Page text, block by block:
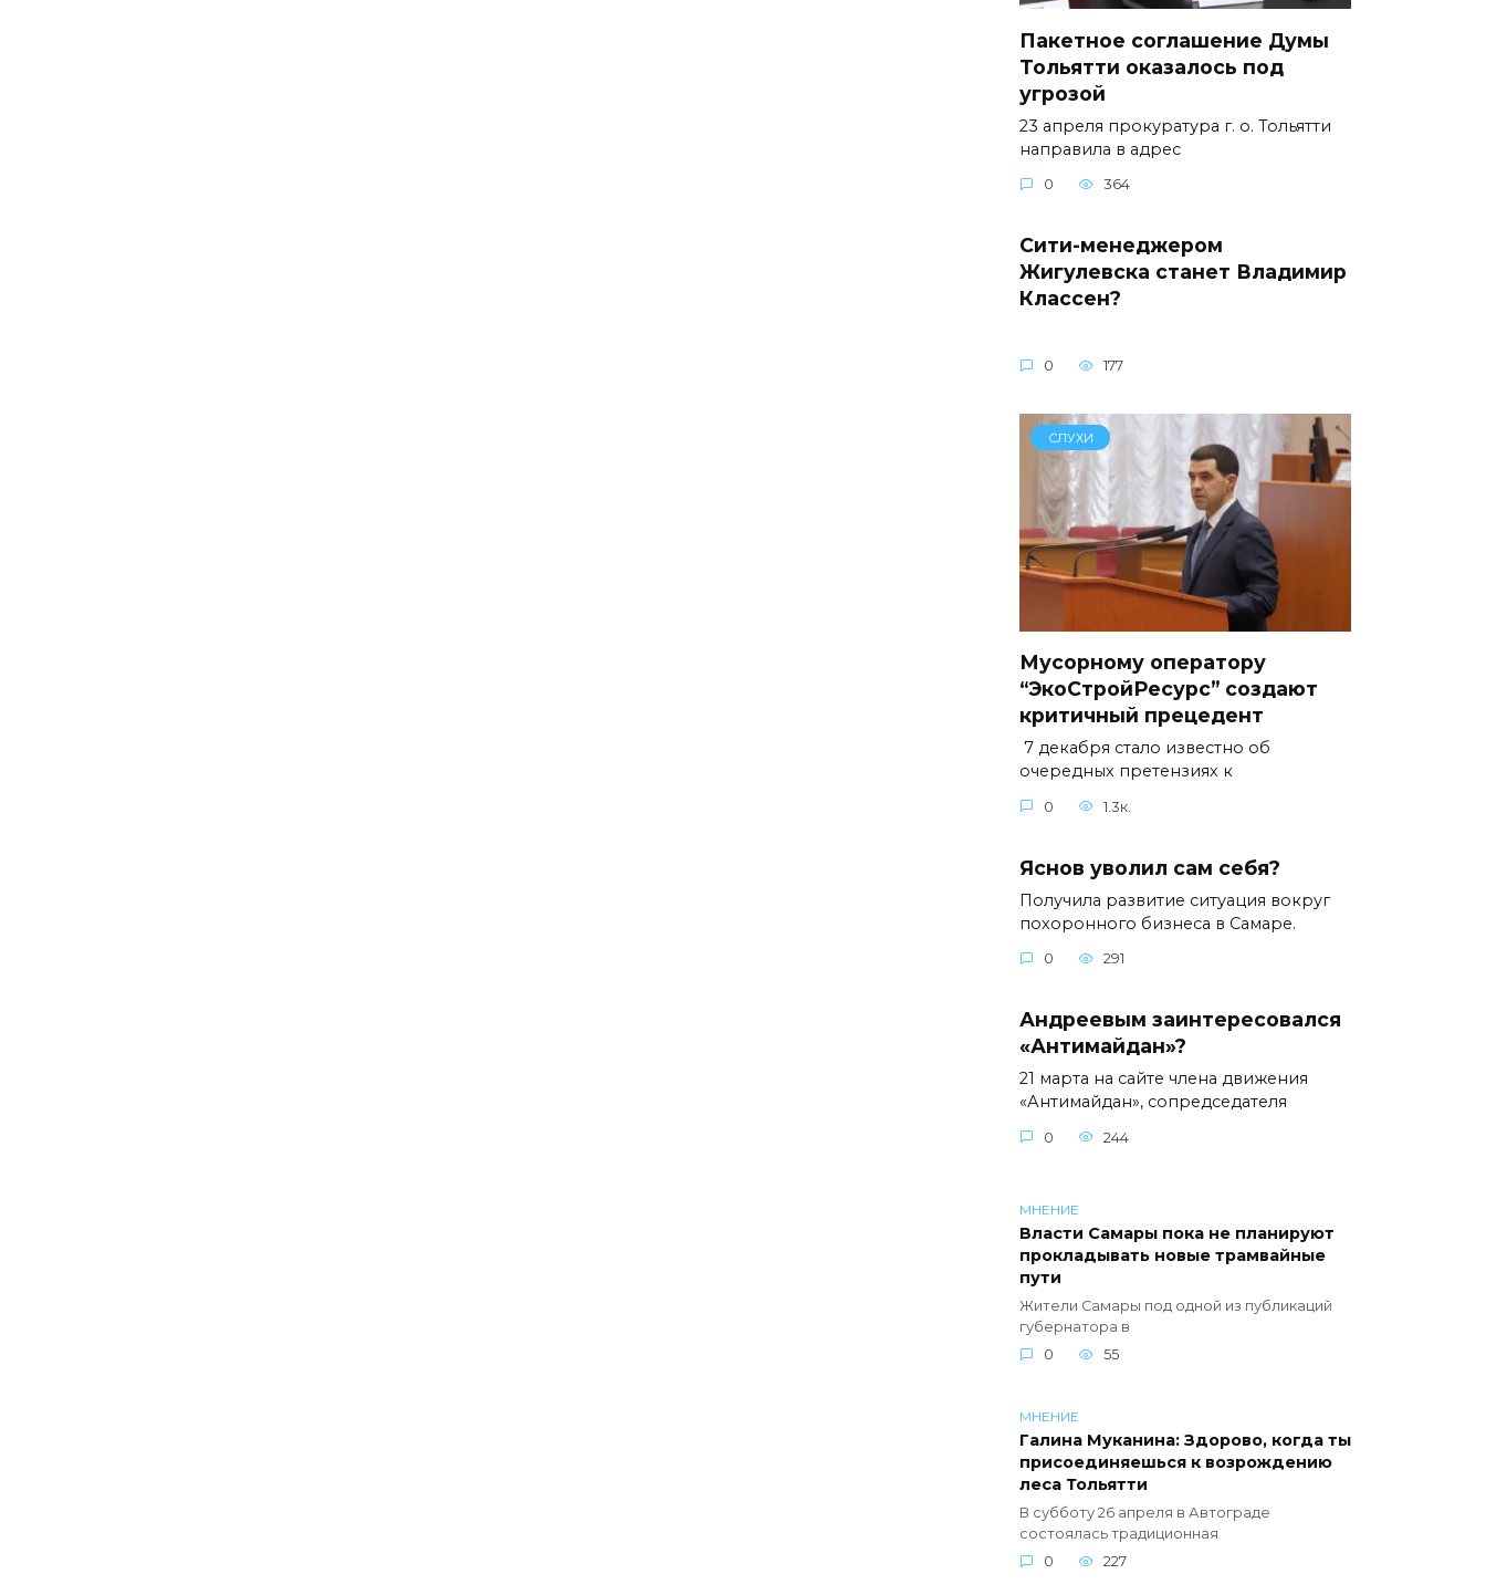
Пакетное соглашение Думы
Тольятти оказалось под
угрозой
23 апреля прокуратура г. о. Тольятти
направила в адрес
0 364
Сити-менеджером
Жигулевска станет Владимир
Классен?
0 177
СЛУХИ
Мусорному оператору
“ЭкоСтройРесурс” создают
критичный прецедент
7 декабря стало известно об
очередных претензиях к
0 1.3к.
Яснов уволил сам себя?
Получила развитие ситуация вокруг
похоронного бизнеса в Самаре.
0 291
Андреевым заинтересовался
«Антимайдан»?
21 марта на сайте члена движения
«Антимайдан», сопредседателя
0 244
МНЕНИЕ
Власти Самары пока не планируют
прокладывать новые трамвайные
пути
Жители Самары под одной из публикаций
губернатора в
0
55
МНЕНИЕ
Галина Муканина: Здорово, когда ты
присоединяешься к возрождению
леса Тольятти
В субботу 26 апреля в Автограде
состоялась традиционная
0
227